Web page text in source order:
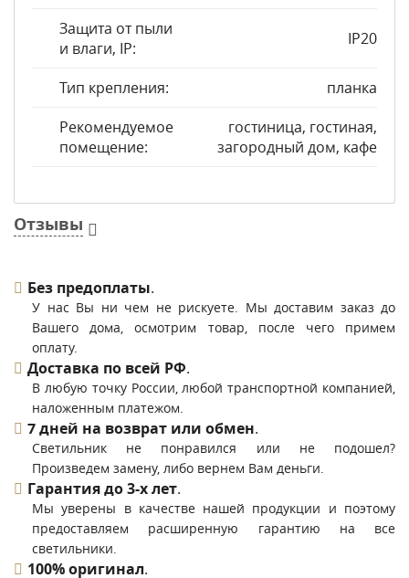
Защита от пыли
и влаги, IP:
IP20
Тип крепления:
планка
Рекомендуемое
помещение:
гостиница, гостиная,
загородный дом, кафе
Отзывы
Без предоплаты.
У нас Вы ни чем не рискуете. Мы доставим заказ до
Вашего дома, осмотрим товар, после чего примем
оплату.
Доставка по всей РФ.
В любую точку России, любой транспортной компанией,
наложенным платежом.
7 дней на возврат или обмен.
Светильник не понравился или не подошел?
Произведем замену, либо вернем Вам деньги.
Гарантия до 3-х лет.
Мы уверены в качестве нашей продукции и поэтому
предоставляем расширенную гарантию на все
светильники.
100% оригинал.